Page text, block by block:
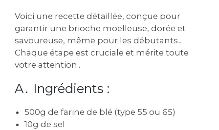
Voici une recette détaillée‚ conçue pour
garantir une brioche moelleuse‚ dorée et
savoureuse‚ même pour les débutants․
Chaque étape est cruciale et mérite toute
votre attention․
A․ Ingrédients :
500g de farine de blé (type 55 ou 65)
10g de sel